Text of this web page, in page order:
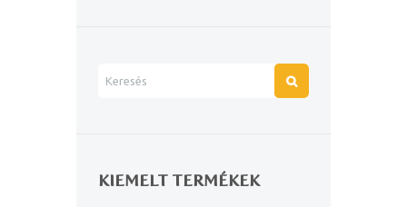
KIEMELT TERMÉKEK